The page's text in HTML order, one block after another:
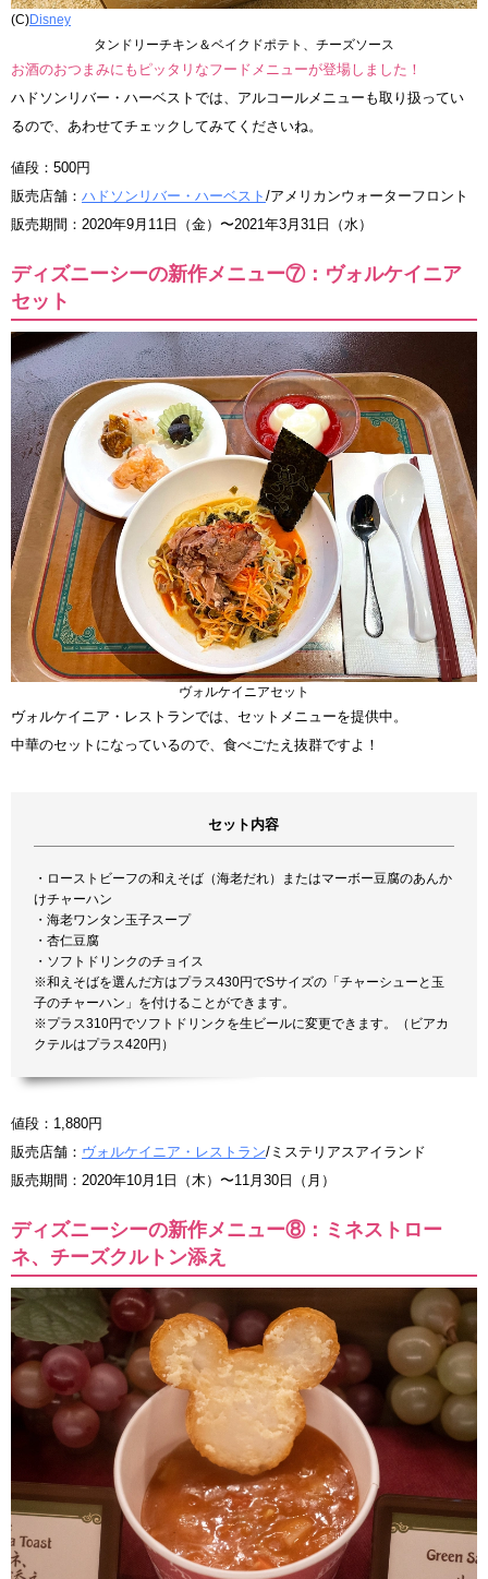
(C)Disney
タンドリーチキン＆ベイクドポテト、チーズソース
お酒のおつまみにもピッタリなフードメニューが登場しました！
ハドソンリバー・ハーベストでは、アルコールメニューも取り扱ってい
るので、あわせてチェックしてみてくださいね。
値段：500円
販売店舗： ハドソンリバー・ハーベスト /アメリカンウォーターフロント
販売期間：2020年9月11日（金）〜2021年3月31日（水）
ディズニーシーの新作メニュー⑦：ヴォルケイニア
セット
ヴォルケイニアセット
ヴォルケイニア・レストランでは、セットメニューを提供中。
中華のセットになっているので、食べごたえ抜群ですよ！
セット内容
・ローストビーフの和えそば（海老だれ）またはマーボー豆腐のあんか
けチャーハン
・海老ワンタン玉子スープ
・杏仁豆腐
・ソフトドリンクのチョイス
※和えそばを選んだ方はプラス430円でSサイズの「チャーシューと玉
子のチャーハン」を付けることができます。
※プラス310円でソフトドリンクを生ビールに変更できます。（ビアカ
クテルはプラス420円）
値段：1,880円
販売店舗： ヴォルケイニア・レストラン/ミステリアスアイランド
販売期間：2020年10月1日（木）〜11月30日（月）
ディズニーシーの新作メニュー⑧：ミネストロー
ネ、チーズクルトン添え